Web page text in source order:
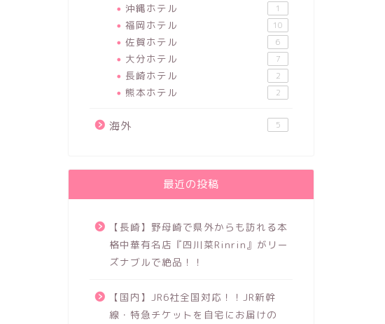
沖縄ホテル 1
福岡ホテル 10
佐賀ホテル 6
大分ホテル 7
長崎ホテル 2
熊本ホテル 2
海外 5
最近の投稿
【長崎】野母崎で県外からも訪れる本
格中華有名店『四川菜Rinrin』がリー
ズナブルで絶品！！
【国内】JR6社全国対応！！JR新幹
線・特急チケットを自宅にお届けの